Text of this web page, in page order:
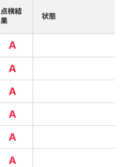
点検結
果
状態
A
A
A
A
A
A